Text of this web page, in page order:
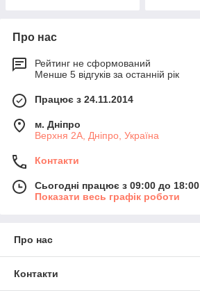
Про нас
Рейтинг не сформований
Менше 5 відгуків за останній рік
Працює з 24.11.2014
м. Дніпро
Верхня 2А, Дніпро, Україна
Контакти
Сьогодні працює з 09:00 до 18:00
Показати весь графік роботи
Про нас
Контакти